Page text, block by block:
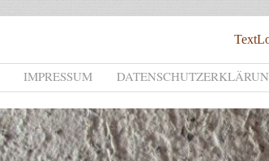
IMPRESSUM